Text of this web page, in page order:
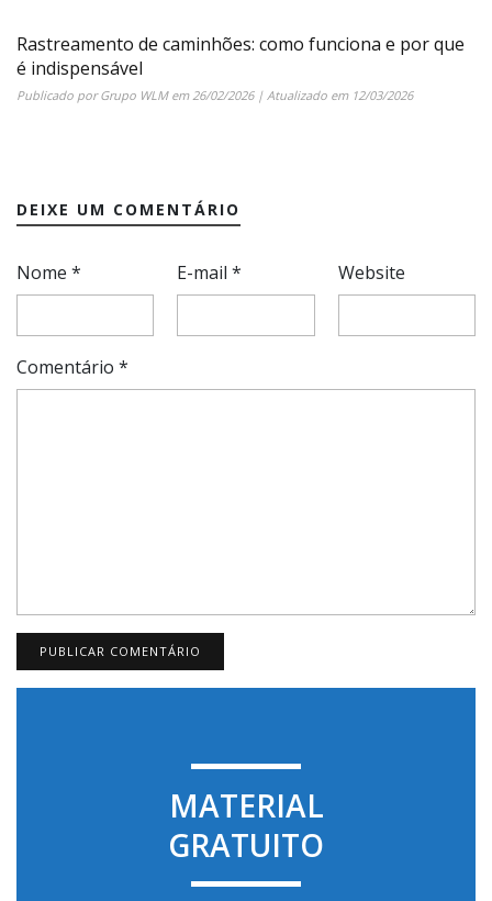
Rastreamento de caminhões: como funciona e por que
é indispensável
Publicado porGrupo WLMem26/02/2026| Atualizado em 12/03/2026
DEIXE UM COMENTÁRIO
Nome * E-mail* Website
Comentário *
MATERIAL
GRATUITO